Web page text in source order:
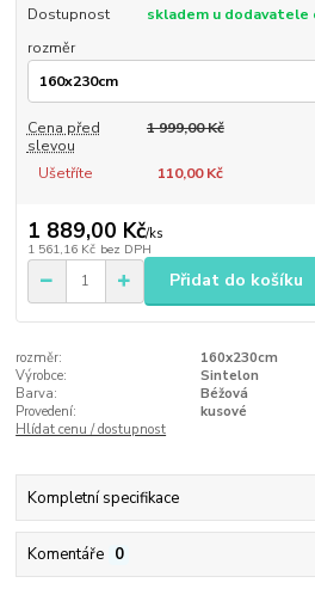
Dostupnost
skladem u dodavatele
rozměr
Cena před
slevou
1 999,00 Kč
Ušetříte 110,00 Kč
1 889,00 Kč/ks
1 561,16 Kč bez DPH
Přidat do košíku
rozměr:
160x230cm
Výrobce:
Sintelon
Barva:
Béžová
Provedení:
kusové
Hlídat cenu / dostupnost
Kompletní specifikace
Komentáře 0